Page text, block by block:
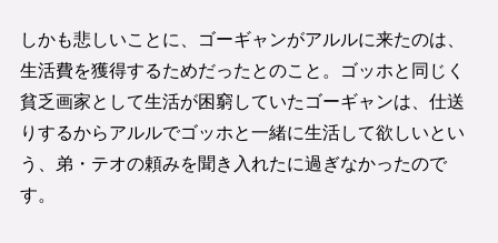
しかも悲しいことに、ゴーギャンがアルルに来たのは、
生活費を獲得するためだったとのこと。ゴッホと同じく
貧乏画家として生活が困窮していたゴーギャンは、仕送
りするからアルルでゴッホと一緒に生活して欲しいとい
う、弟・テオの頼みを聞き入れたに過ぎなかったので
す。